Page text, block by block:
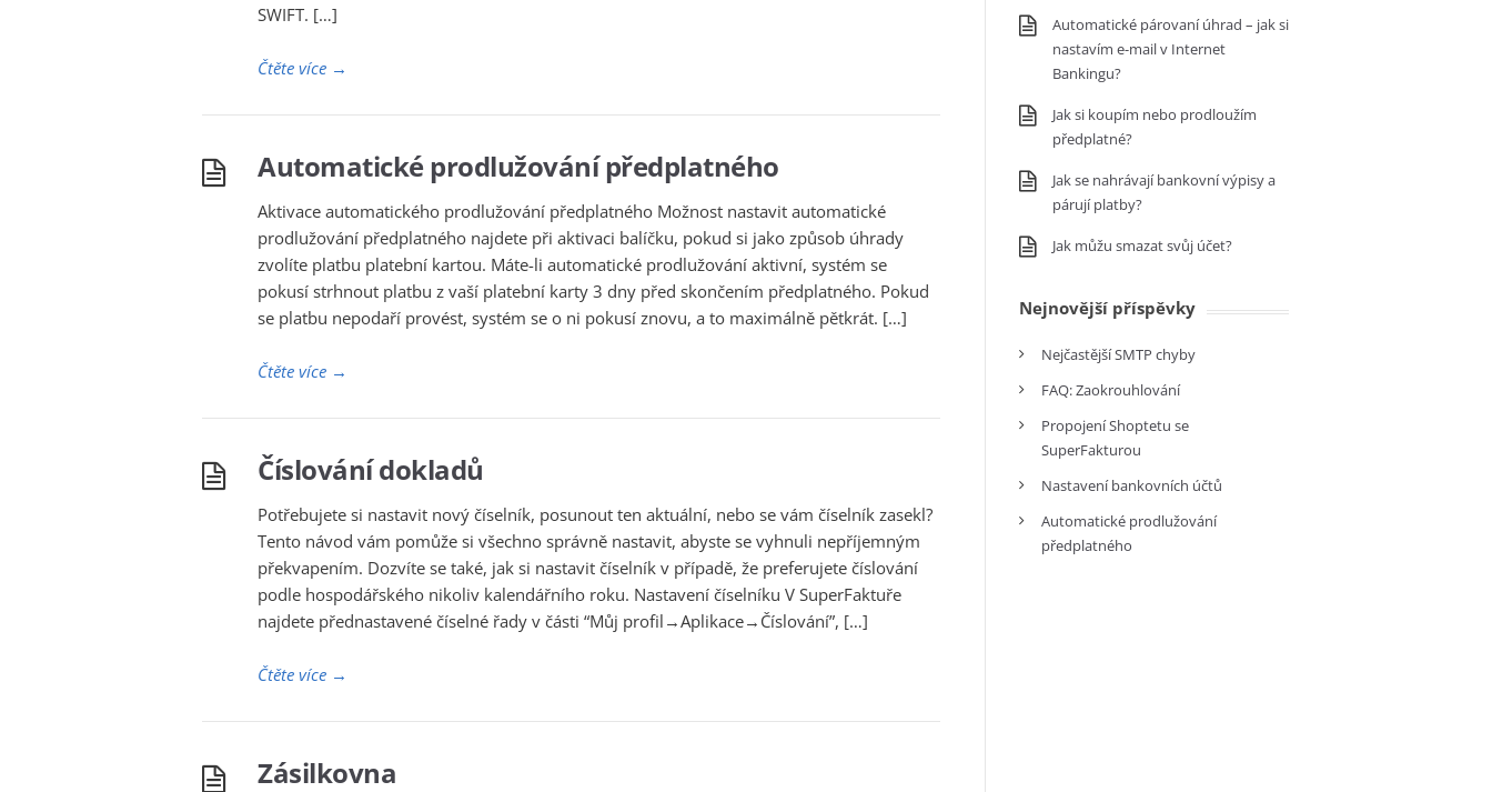
SWIFT. […]
Čtěte více →
Automatické prodlužování předplatného
Aktivace automatického prodlužování předplatného Možnost nastavit automatické
prodlužování předplatného najdete při aktivaci balíčku, pokud si jako způsob úhrady
zvolíte platbu platební kartou. Máte-li automatické prodlužování aktivní, systém se
pokusí strhnout platbu z vaší platební karty 3 dny před skončením předplatného. Pokud
se platbu nepodaří provést, systém se o ni pokusí znovu, a to maximálně pětkrát. […]
Čtěte více →
Číslování dokladů
Potřebujete si nastavit nový číselník, posunout ten aktuální, nebo se vám číselník zasekl?
Tento návod vám pomůže si všechno správně nastavit, abyste se vyhnuli nepříjemným
překvapením. Dozvíte se také, jak si nastavit číselník v případě, že preferujete číslování
podle hospodářského nikoliv kalendářního roku. Nastavení číselníku V SuperFaktuře
najdete přednastavené číselné řady v části “Můj profil→Aplikace→Číslování”, […]
Čtěte více →
Zásilkovna
Automatické párovaní úhrad – jak si
nastavím e-mail v Internet
Bankingu?
Jak si koupím nebo prodloužím
předplatné?
Jak se nahrávají bankovní výpisy a
párují platby?
Jak můžu smazat svůj účet?
Nejnovější příspěvky
Nejčastější SMTP chyby
FAQ: Zaokrouhlování
Propojení Shoptetu se
SuperFakturou
Nastavení bankovních účtů
Automatické prodlužování
předplatného